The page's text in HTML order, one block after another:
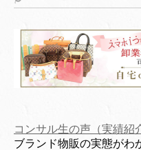
コンサル生の声（実績紹
ブランド物販の実態がわ